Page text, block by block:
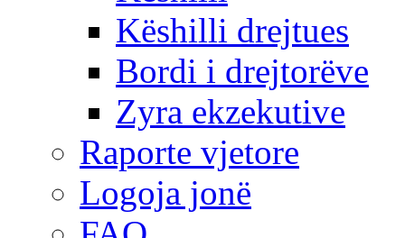
Këshilli drejtues
Bordi i drejtorëve
Zyra ekzekutive
Raporte vjetore
Logoja jonë